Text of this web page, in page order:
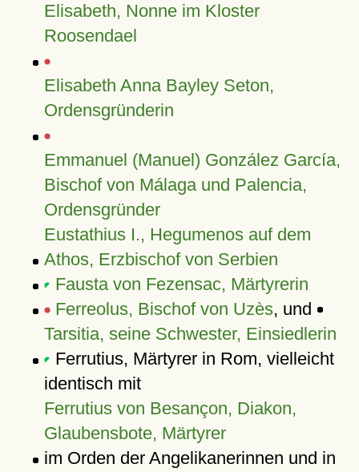
Elisabeth, Nonne im Kloster
Roosendael
Elisabeth Anna Bayley Seton,
Ordensgründerin
Emmanuel (Manuel) González García,
Bischof von Málaga und Palencia,
Ordensgründer
Eustathius I., Hegumenos auf dem
Athos, Erzbischof von Serbien
Fausta von Fezensac, Märtyrerin
Ferreolus, Bischof von Uzès, und
Tarsitia, seine Schwester, Einsiedlerin
Ferrutius, Märtyrer in Rom, vielleicht
identisch mit
Ferrutius von Besançon, Diakon,
Glaubensbote, Märtyrer
im Orden der Angelikanerinnen und in